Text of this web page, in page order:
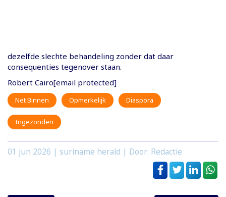
dezelfde slechte behandeling zonder dat daar
consequenties tegenover staan.
Robert Cairo[email protected]
Net Binnen Opmerkelijk Diaspora
Ingezonden
01 jun 2026 | suriname herald | Door: Redactie